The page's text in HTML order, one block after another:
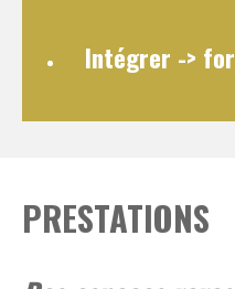
Intégrer ->
PRESTATIONS